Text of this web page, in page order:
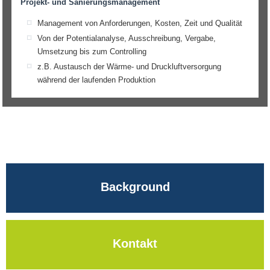
Projekt- und Sanierungsmanagement
Management von Anforderungen, Kosten, Zeit und Qualität
Von der Potentialanalyse, Ausschreibung, Vergabe,
Umsetzung bis zum Controlling
z.B. Austausch der Wärme- und Druckluftversorgung
während der laufenden Produktion
Background
Kontakt